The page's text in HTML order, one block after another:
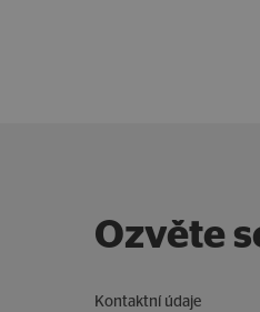
Ozvěte
Kontaktní údaje